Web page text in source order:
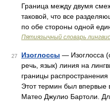
Граница между двумя
таковой, что все
по обе стороны одной
Пятиязычный словарь
27 Изоглоссы — Изоглосса
речь, язык) линия на
границы распространения
Этот термин был впервые
Матео Джулио Бартоли.